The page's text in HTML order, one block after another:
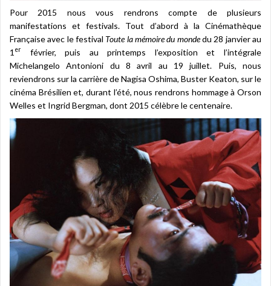
Pour 2015 nous vous rendrons compte de plusieurs
manifestations et festivals. Tout d’abord à la Cinémathèque
Française avec le festival Toute la mémoire du mondedu 28 janvier au
1 er
février, puis au printemps l’exposition et l’intégrale
Michelangelo Antonioni du 8 avril au 19 juillet. Puis, nous
reviendrons sur la carrière de Nagisa Oshima, Buster Keaton, sur le
cinéma Brésilien et, durant l’été, nous rendrons hommage à Orson
Welles et Ingrid Bergman, dont 2015 célèbre le centenaire.